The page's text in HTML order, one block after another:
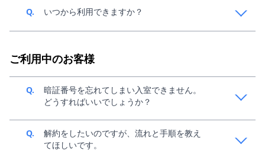
A.
ご利用条件によって異なるため、スペラボ新規窓口
Q. いつから利用できますか？
み・ご契約につきましては、
ご利用中のお客様
Q.
暗証番号を忘れてしまい入室できません。
どうすればいいでしょうか？
A.
約2~3営業日程度お時間をいただき、現地にて解錠作
業を行います。別途費用がかかる場合がございます。
Q.
解約をしたいのですが、流れと手順を教え
てほしいです。